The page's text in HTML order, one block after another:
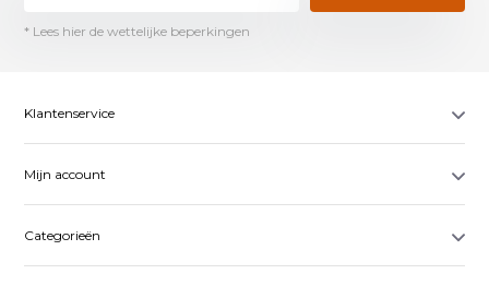
* Lees hier de wettelijke beperkingen
Klantenservice
Mijn account
Categorieën